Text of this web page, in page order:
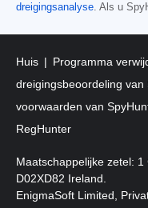
dreigingsanalyse. Als u
Huis Programma
dreigingsbeoordeling van
voorwaarden van
RegHunter
Maatschappelijke zetel:
D02XD82 Ireland.
EnigmaSoft Limited,